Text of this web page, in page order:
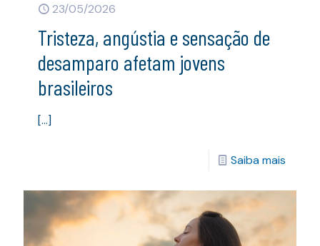
23/05/2026
Tristeza, angústia e sensação de
desamparo afetam jovens
brasileiros
[…]
Saiba mais